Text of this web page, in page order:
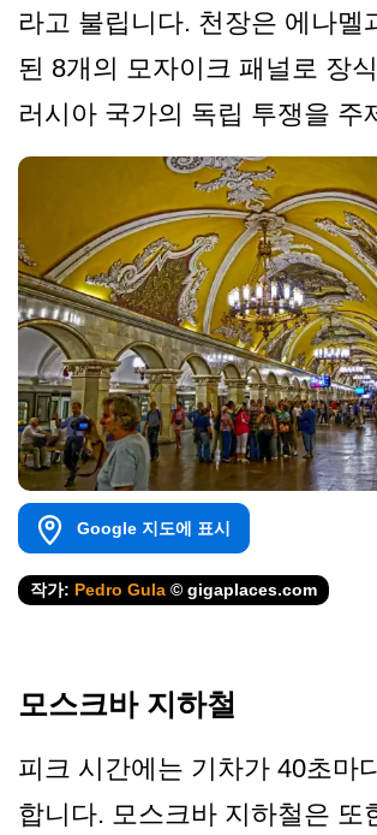
라고 불립니다. 천장은 에나멜
된 8개의 모자이크 패널로 장
러시아 국가의 독립 투쟁을 주
Google 지도에 표시
작가: Pedro Gula © gigaplaces.com
모스크바 지하철
피크 시간에는 기차가 40초마
합니다. 모스크바 지하철은 또